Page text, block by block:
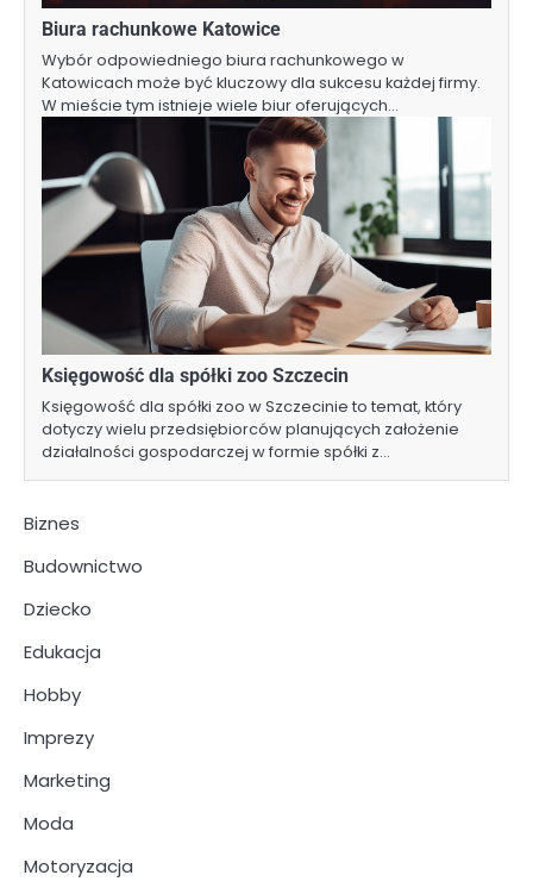
Biura rachunkowe Katowice
Wybór odpowiedniego biura rachunkowego w
Katowicach może być kluczowy dla sukcesu każdej firmy.
W mieście tym istnieje wiele biur oferujących…
Księgowość dla spółki zoo Szczecin
Księgowość dla spółki zoo w Szczecinie to temat, który
dotyczy wielu przedsiębiorców planujących założenie
działalności gospodarczej w formie spółki z…
Biznes
Budownictwo
Dziecko
Edukacja
Hobby
Imprezy
Marketing
Moda
Motoryzacja